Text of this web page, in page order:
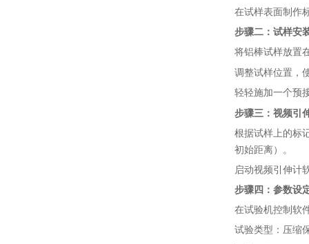
在试样表面制作
步骤二：试样安
将铝棒试样放置
调整试样位置，
轻轻施加一个预
步骤三：视频引
根据试样上的标
初始距离）。
启动视频引伸计
步骤四：参数设
在试验机控制软
试验类型：压缩